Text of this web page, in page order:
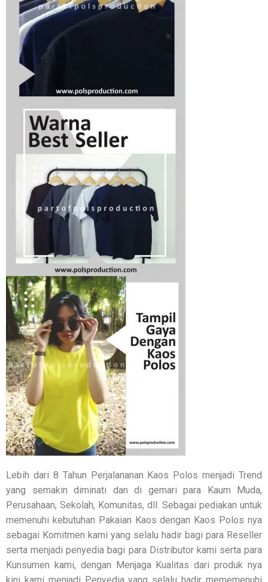
Lebih dari 8 Tahun Perjalananan Kaos Polos menjadi Trend
yang semakin diminati dan di gemari para Kaum Muda,
Perusahaan, Sekolah, Komunitas, dll. Sebagai pediakan untuk
memenuhi kebutuhan Pakaian Kaos dengan Kaos Polos nya
sebagai Komitmen kami yang selalu hadir bagi para Reseller
serta menjadi penyedia bagi para Distributor kami serta para
Kunsumen kami, dengan Menjaga Kualitas dari produk nya